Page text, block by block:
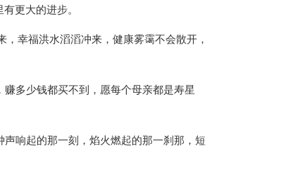
更大的进步。
幸福洪水滔滔冲来，健康雾霭不会散开，
多少钱都买不到，愿每个母亲都是寿星
响起的那一刻，焰火燃起的那一刹那，短